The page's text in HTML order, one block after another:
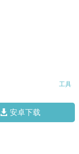
工具
安卓下载